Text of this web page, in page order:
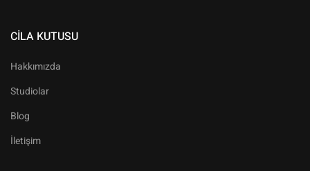
CILA KUTUSU
Hakkımızda
Studiolar
Blog
İletişim